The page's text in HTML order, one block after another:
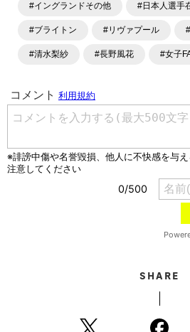
ます。「X」「Instagram」「
#イングランドその他 #日本人選手
#ブライトン #リヴァプール
#清水梨紗 #長野風花 #女子
SHARE